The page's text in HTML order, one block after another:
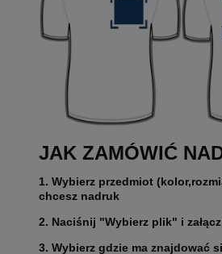
JAK ZAMÓWIĆ
1. Wybierz przedmiot
chcesz nadruk
2. Naciśnij "Wybierz plik" i
3. Wybierz gdzie ma znajdować